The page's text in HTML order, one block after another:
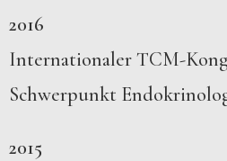
2016
Internationaler TCM-
Schwerpunkt
2015